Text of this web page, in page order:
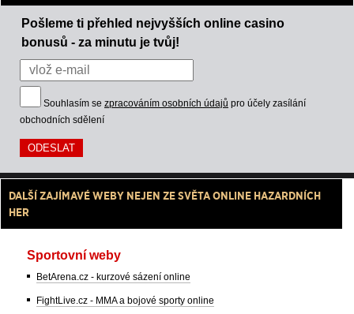
Pošleme ti přehled nejvyšších online casino
bonusů - za minutu je tvůj!
Souhlasím se zpracováním osobních údajů pro účely zasílání
obchodních sdělení
DALŠÍ ZAJÍMAVÉ WEBY NEJEN ZE SVĚTA ONLINE HAZARDNÍCH
HER
Sportovní weby
BetArena.cz - kurzové sázení online
FightLive.cz - MMA a bojové sporty online